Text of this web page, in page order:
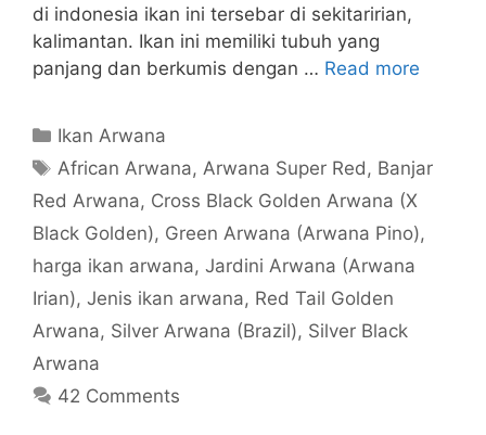
di indonesia ikan ini tersebar di sekitaririan,
kalimantan. Ikan ini memiliki tubuh yang
panjang dan berkumis dengan … Read more
Categories
Ikan Arwana
Tags
African Arwana, Arwana Super Red , Banjar
Red Arwana, Cross Black Golden Arwana (X
Black Golden), Green Arwana (Arwana Pino),
harga ikan arwana, Jardini Arwana (Arwana
Irian), Jenis ikan arwana, Red Tail Golden
Arwana, Silver Arwana (Brazil), Silver Black
Arwana
42 Comments